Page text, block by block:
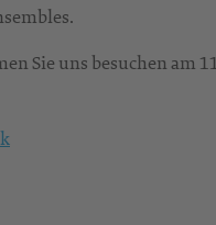
Sie uns besuchen am